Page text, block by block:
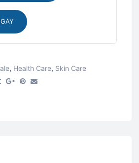
, Health Care​, Skin Care​